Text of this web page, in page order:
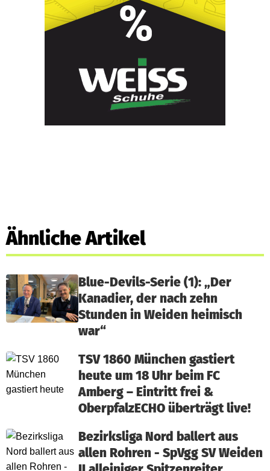
Ähnliche Artikel
Blue-Devils-Serie (1): „Der
Kanadier, der nach zehn
Stunden in Weiden heimisch
war“
TSV 1860 München gastiert
heute um 18 Uhr beim FC
Amberg – Eintritt frei &
OberpfalzECHO überträgt live!
Bezirksliga Nord ballert aus
allen Rohren - SpVgg SV Weiden